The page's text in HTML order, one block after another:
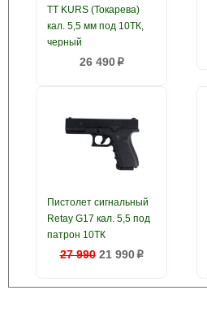
ТТ KURS (Токарева)
кал. 5,5 мм под 10ТК,
черный
26 490p
Пистолет сигнальный
Retay G17 кал. 5,5 под
патрон 10ТК
27 990 21 990p